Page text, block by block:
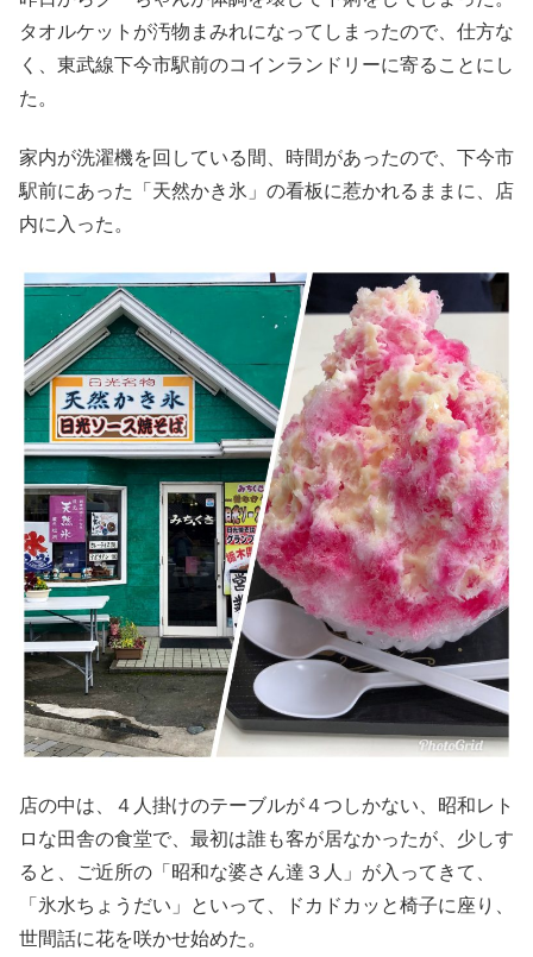
タオルケットが汚物まみれになってしまったので、仕方な
く、東武線下今市駅前のコインランドリーに寄ることにし
た。
家内が洗濯機を回している間、時間があったので、下今市
駅前にあった「天然かき氷」の看板に惹かれるままに、店
内に入った。
店の中は、４人掛けのテーブルが４つしかない、昭和レト
ロな田舎の食堂で、最初は誰も客が居なかったが、少しす
ると、ご近所の「昭和な婆さん達３人」が入ってきて、
「氷水ちょうだい」といって、ドカドカッと椅子に座り、
世間話に花を咲かせ始めた。